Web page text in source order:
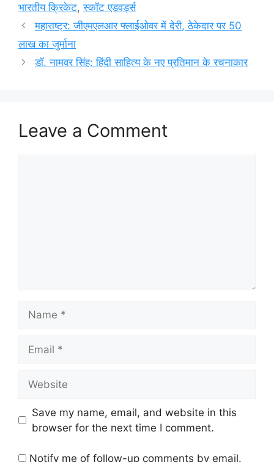
भारतीय क्रिकेट,स्कॉट एडवर्ड्स
महाराष्ट्र: जीएमएलआर फ्लाईओवर में देरी, ठेकेदार पर 50
लाख का जुर्माना
डॉ. नामवर सिंह: हिंदी साहित्य के नए प्रतिमान के रचनाकार
Leave a Comment
Save my name, email, and website in this
browser for the next time I comment.
Notify me of follow-up comments by email.